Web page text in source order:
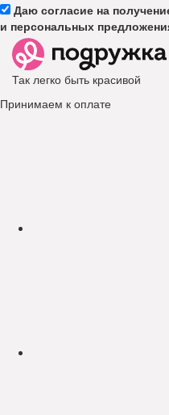
Даю согласие на
и персональных
Так легко быть красивой
Принимаем к оплате